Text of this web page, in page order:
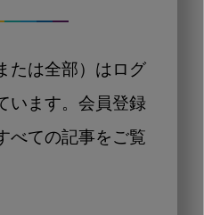
たは全部）はログ
います。会員登録
べての記事をご覧